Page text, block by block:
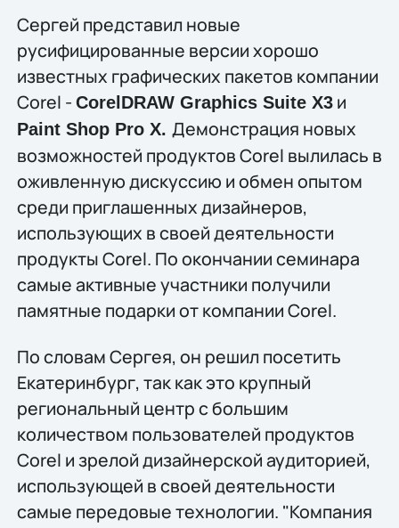
Сергей представил новые
русифицированные версии хорошо
известных графических пакетов компании
Corel - CorelDRAW Graphics Suite X3и
Paint Shop Pro X. Демонстрация новых
возможностей продуктов Corel вылилась в
оживленную дискуссию и обмен опытом
среди приглашенных дизайнеров,
использующих в своей деятельности
продукты Corel. По окончании семинара
самые активные участники получили
памятные подарки от компании Corel.
По словам Сергея, он решил посетить
Екатеринбург, так как это крупный
региональный центр с большим
количеством пользователей продуктов
Corel и зрелой дизайнерской аудиторией,
использующей в своей деятельности
самые передовые технологии. "Компания